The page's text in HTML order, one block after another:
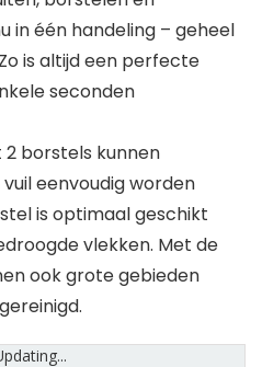
in één handeling – geheel
is altijd een perfecte
seconden
borstels kunnen
eenvoudig worden
is optimaal geschikt
vlekken. Met de
ook grote gebieden